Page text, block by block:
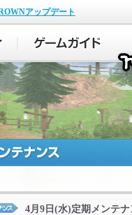
アップデート
4月9日(水)定期メンテ